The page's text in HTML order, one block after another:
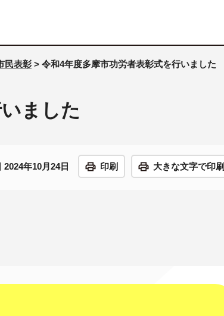
民表彰 > 令和4年度多摩市功労者表彰式を行いました
ました
年10月24日 印刷 大きな文字で印刷